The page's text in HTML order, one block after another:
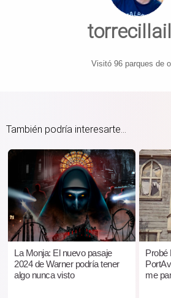
Visitó 96 parques de
También podría interesarte...
La Monja: El nuevo pasaje
2024 de Warner podría tener
algo nunca visto
Probé
me